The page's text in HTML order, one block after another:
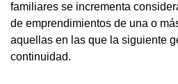
familiares se incrementa
de emprendimientos de una o
aquellas en las que la siguiente
continuidad.